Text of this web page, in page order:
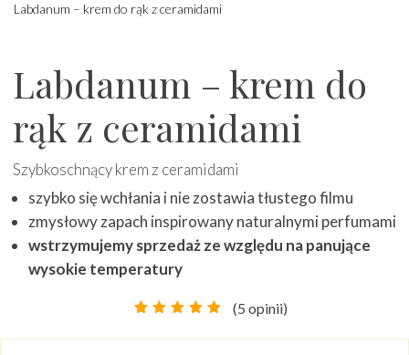
Labdanum – krem do rąk z ceramidami
Labdanum – krem do
rąk z ceramidami
Szybkoschnący krem z ceramidami
szybko się wchłania i nie zostawia tłustego filmu
zmysłowy zapach inspirowany naturalnymi perfumami
wstrzymujemy sprzedaż ze względu na panujące
wysokie temperatury
5.00na
(5 opinii)